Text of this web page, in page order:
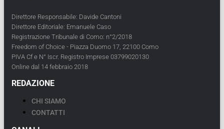
Direttore Responsabile: Davide Cantoni
Direttore Editoriale: Emanuele Caso
Registrazione Tribunale di Como: n°2/2018
Freedom of Choice - Piazza Duomo 17, 22100 Como
PIVA Cf e N° Iscr. Registro Imprese 03799020130
Online dal 14 febbraio 2018
REDAZIONE
CHI SIAMO
CONTATTI